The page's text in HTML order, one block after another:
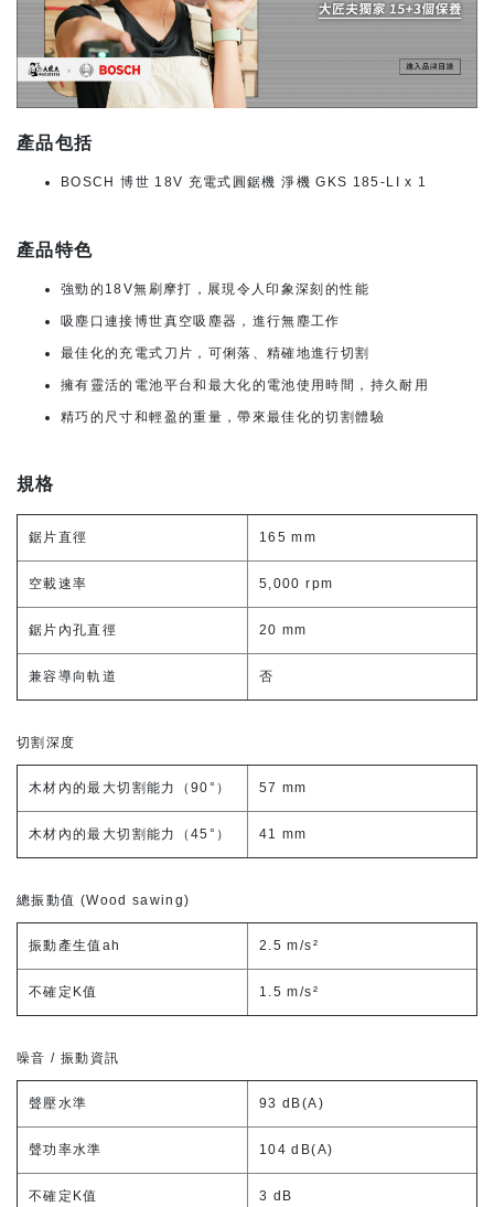
產品包括
BOSCH 博世 18V 充電式圓鋸機 淨機 GKS 185-LI x 1
產品特色
強勁的18V無刷摩打，展現令人印象深刻的性能
吸塵口連接博世真空吸塵器，進行無塵工作
最佳化的充電式刀片，可俐落、精確地進行切割
擁有靈活的電池平台和最大化的電池使用時間，持久耐用
精巧的尺寸和輕盈的重量，帶來最佳化的切割體驗
規格
鋸片直徑 165 mm
空載速率 5,000 rpm
鋸片內孔直徑 20 mm
兼容導向軌道 否
切割深度
木材內的最大切割能力（90°） 57 mm
木材內的最大切割能力（45°） 41 mm
總振動值 (Wood sawing)
振動產生值ah 2.5 m/s²
不確定K值 1.5 m/s²
噪音 / 振動資訊
聲壓水準 93 dB(A)
聲功率水準 104 dB(A)
不確定K值 3 dB